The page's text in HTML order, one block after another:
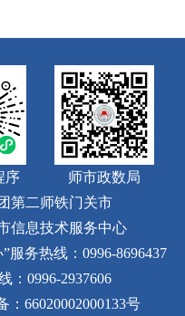
序
师市政数局
第二师铁门关市
信息技术服务中心
服务热线：0996-8696437
：0996-2937606
：66020002000133号